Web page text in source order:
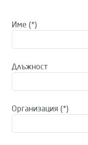
Име
Длъжност
Организация